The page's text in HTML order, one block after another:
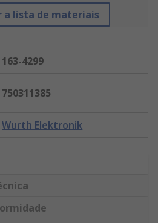
a lista de materiais
163-4299
750311385
Wurth Elektronik